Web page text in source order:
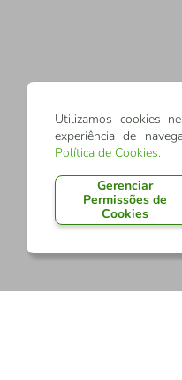
Utilizamos cookies
experiência de
Política de Cookies.
Gerenciar
Permissões de
Cookies